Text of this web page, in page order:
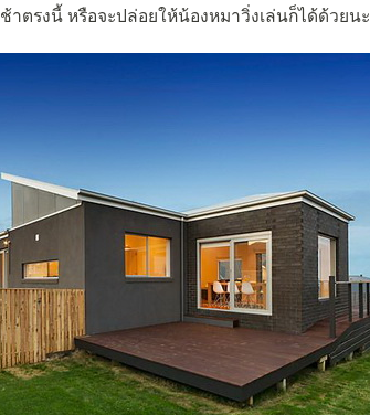
าตรงนี้ หรือจะปล่อยให้น้องหมาวิ่งเล่นก็ได้ด้วยนะ